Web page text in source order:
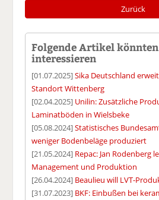
Zurück
Folgende Artikel könnten
interessieren
[01.07.2025]Sika Deutschland
Standort Wittenberg
[02.04.2025] Unilin: Zusätzliche
Laminatböden in Wielsbeke
[05.08.2024]Statistisches
weniger Bodenbeläge produziert
[21.05.2024] Repac: Jan Rodenberg
Management und Produktion
[26.04.2024] Beaulieu will LVT-
[31.07.2023] BKF: Einbußen bei